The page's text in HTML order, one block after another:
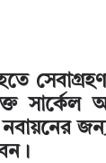
সার্কেল